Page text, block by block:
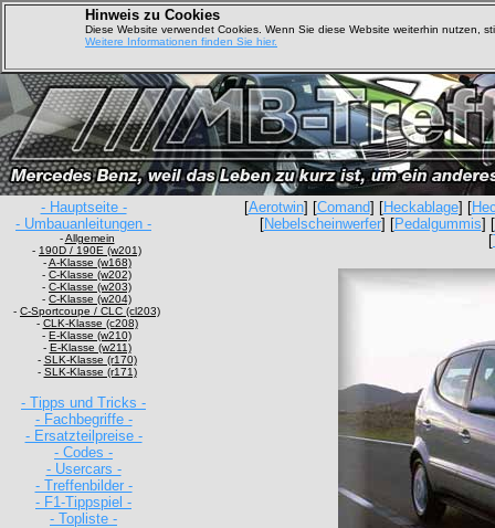
Hinweis zu Cookies
Diese Website verwendet Cookies. Wenn Sie diese Website weiterhin nutzen,
Weitere Informationen finden Sie hier.
- Hauptseite -
- Umbauanleitungen -
-Allgemein
- 190D / 190E (w201)
-A-Klasse (w168)
- C-Klasse (w202)
- C-Klasse (w203)
- C-Klasse (w204)
- C-Sportcoupe / CLC (cl203)
- CLK-Klasse (c208)
- E-Klasse (w210)
- E-Klasse (w211)
- SLK-Klasse (r170)
- SLK-Klasse (r171)
- Tipps und Tricks -
- Fachbegriffe -
- Ersatzteilpreise -
- Codes -
- Usercars -
- Treffenbilder -
- F1-Tippspiel -
- Topliste -
[Aerotwin] [Comand] [Heckablage] [
[Nebelscheinwerfer] [Pedalgummis] [
[